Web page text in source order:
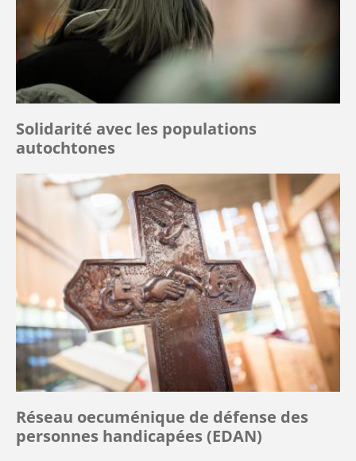
Solidarité avec les populations
autochtones
Réseau oecuménique de défense des
personnes handicapées (EDAN)